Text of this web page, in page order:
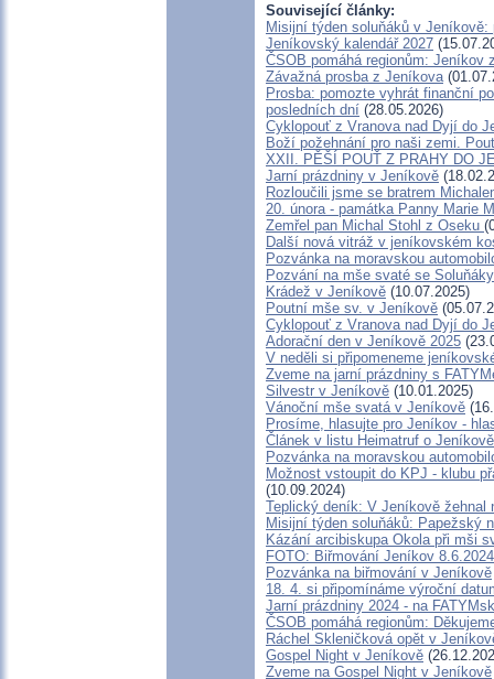
Související články:
Misijní týden soluňáků v Jeníkově:
Jeníkovský kalendář 2027
ČSOB pomáhá regionům: Jeníkov
Závažná prosba z Jeníkova
Prosba: pomozte vyhrát finanční
posledních dní (28.05.2026)
Cyklopouť z Vranova nad Dyjí do
Boží požehnání pro naši zemi.
XXII. PĚŠÍ POUŤ Z PRAHY DO
Jarní prázdniny v Jeníkově
Rozloučili jsme se bratrem
20. února - památka Panny Marie
Zemřel pan Michal Stohl z Oseku
Další nová vitráž v jeníkovském
Pozvánka na moravskou
Pozvání na mše svaté se Soluňáky
Krádež v Jeníkově (10.07.2025)
Poutní mše sv. v Jeníkově
Cyklopouť z Vranova nad Dyjí do
Adorační den v Jeníkově 2025
V neděli si připomeneme
Zveme na jarní prázdniny s
Silvestr v Jeníkově (10.01.2025)
Vánoční mše svatá v Jeníkově
Prosíme, hlasujte pro Jeníkov -
Článek v listu Heimatruf o Jeníkově
Pozvánka na moravskou
Možnost vstoupit do KPJ - klubu
(10.09.2024)
Teplický deník: V Jeníkově žehnal
Misijní týden soluňáků: Papežský
Kázání arcibiskupa Okola při mši
FOTO: Biřmování Jeníkov 8.6.2024
Pozvánka na biřmování v Jeníkově
18. 4. si připomínáme výroční
Jarní prázdniny 2024 - na
ČSOB pomáhá regionům:
Ráchel Skleničková opět v
Gospel Night v Jeníkově
Zveme na Gospel Night v Jeníkově